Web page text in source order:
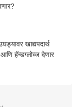
खाद्यपदार्थ
हॅन्डग्लोव्ज देणार